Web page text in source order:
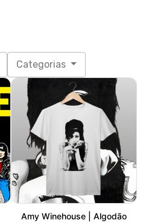
Categorias
Amy Winehouse | Algodão